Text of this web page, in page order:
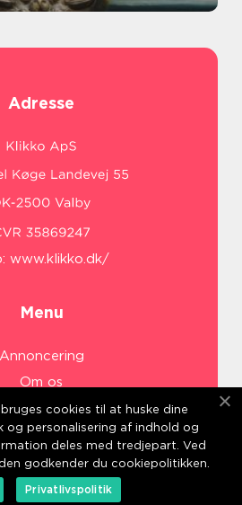
Adresse
www.klikko.dk/
Menu
Annoncering
Om os
Cookies
Kontakt os
Sitemap
cookies til at huske dine
og personalisering af indhold og
deles med tredjepart. Ved
godkender du cookiepolitikken.
Privatlivspolitik